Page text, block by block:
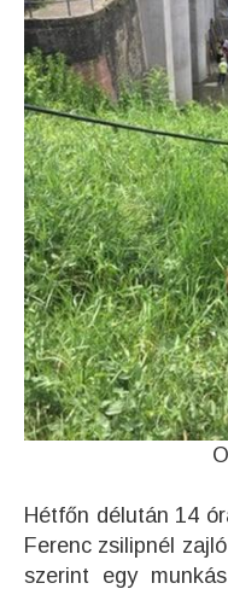
Hétfőn délután 14
Ferenc zsilipnél
szerint egy